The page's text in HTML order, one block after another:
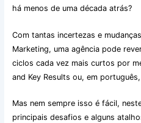
há menos de uma década atrás?
Com tantas incertezas e
Marketing, uma agência pode
ciclos cada vez mais curtos por
and Key Results ou, em
Mas nem sempre isso é fácil,
principais desafios e alguns